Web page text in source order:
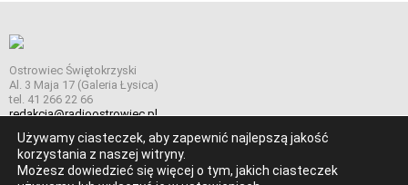
Ostrowiec Świętokrzyski
Al. 3 Maja 17 (Galeria Łysica)
tel. 41 266 22 66
redakcja@radioostrowiec.pl
© Wszelkie prawa zastrzeżone. Radio Ostrowiec 2026 Radio
Używamy ciasteczek, aby zapewnić najlepszą jakość
korzystania z naszej witryny.
Możesz dowiedzieć się więcej o tym, jakich ciasteczek